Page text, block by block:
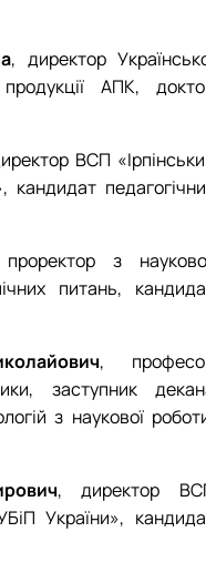
, директор
АПК,
ВСП
з
питань,
,
заступник
з наукової
, директор
України»,